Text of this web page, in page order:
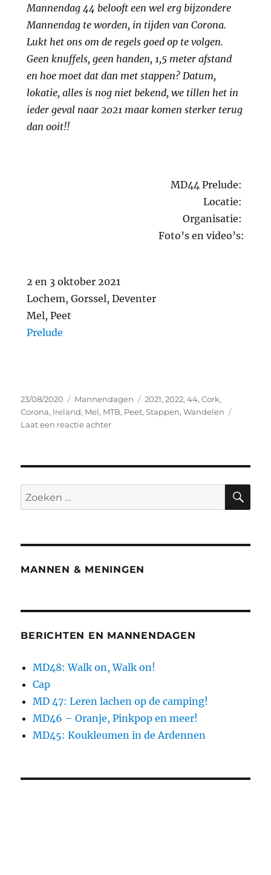
Mannendag 44 belooft een wel erg bijzondere
Mannendag te worden, in tijden van Corona.
Lukt het ons om de regels goed op te volgen.
Geen knuffels, geen handen, 1,5 meter afstand
en hoe moet dat dan met stappen? Datum,
lokatie, alles is nog niet bekend, we tillen het in
ieder geval naar 2021 maar komen sterker terug
dan ooit!!
MD44 Prelude:
Locatie:
Organisatie:
Foto’s en video’s:
2 en 3 oktober 2021
Lochem, Gorssel, Deventer
Mel, Peet
Prelude
23/08/2020 Mannendagen 2021,2022,44,Cork,
Corona, Ireland, Mel, MTB, Peet,Stappen,Wandelen
Laat een reactie achter
MANNEN & MENINGEN
BERICHTEN EN MANNENDAGEN
MD48: Walk on, Walk on!
Cap
MD 47: Leren lachen op de camping!
MD46 – Oranje, Pinkpop en meer!
MD45: Koukleumen in de Ardennen